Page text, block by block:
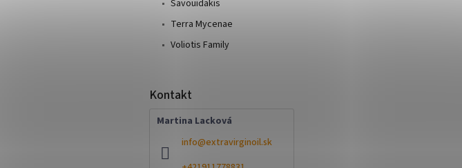
Savouidakis
Terra Mycenae
Voliotis Family
Kontakt
Martina Lacková
info@extravirginoil.sk